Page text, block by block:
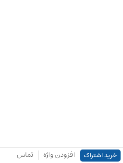
خرید اشتراک افزودن واژه تماس